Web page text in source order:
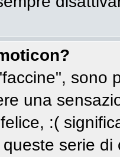
sono
una
:(
serie